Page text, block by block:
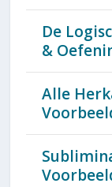
De
&
Alle